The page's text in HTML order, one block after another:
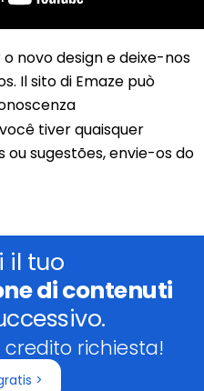
novo design e deixe-nos
Il sito di Emaze può
tiver quaisquer
sugestões, envie-os do
il tuo
di contenuti
richiesta!
>